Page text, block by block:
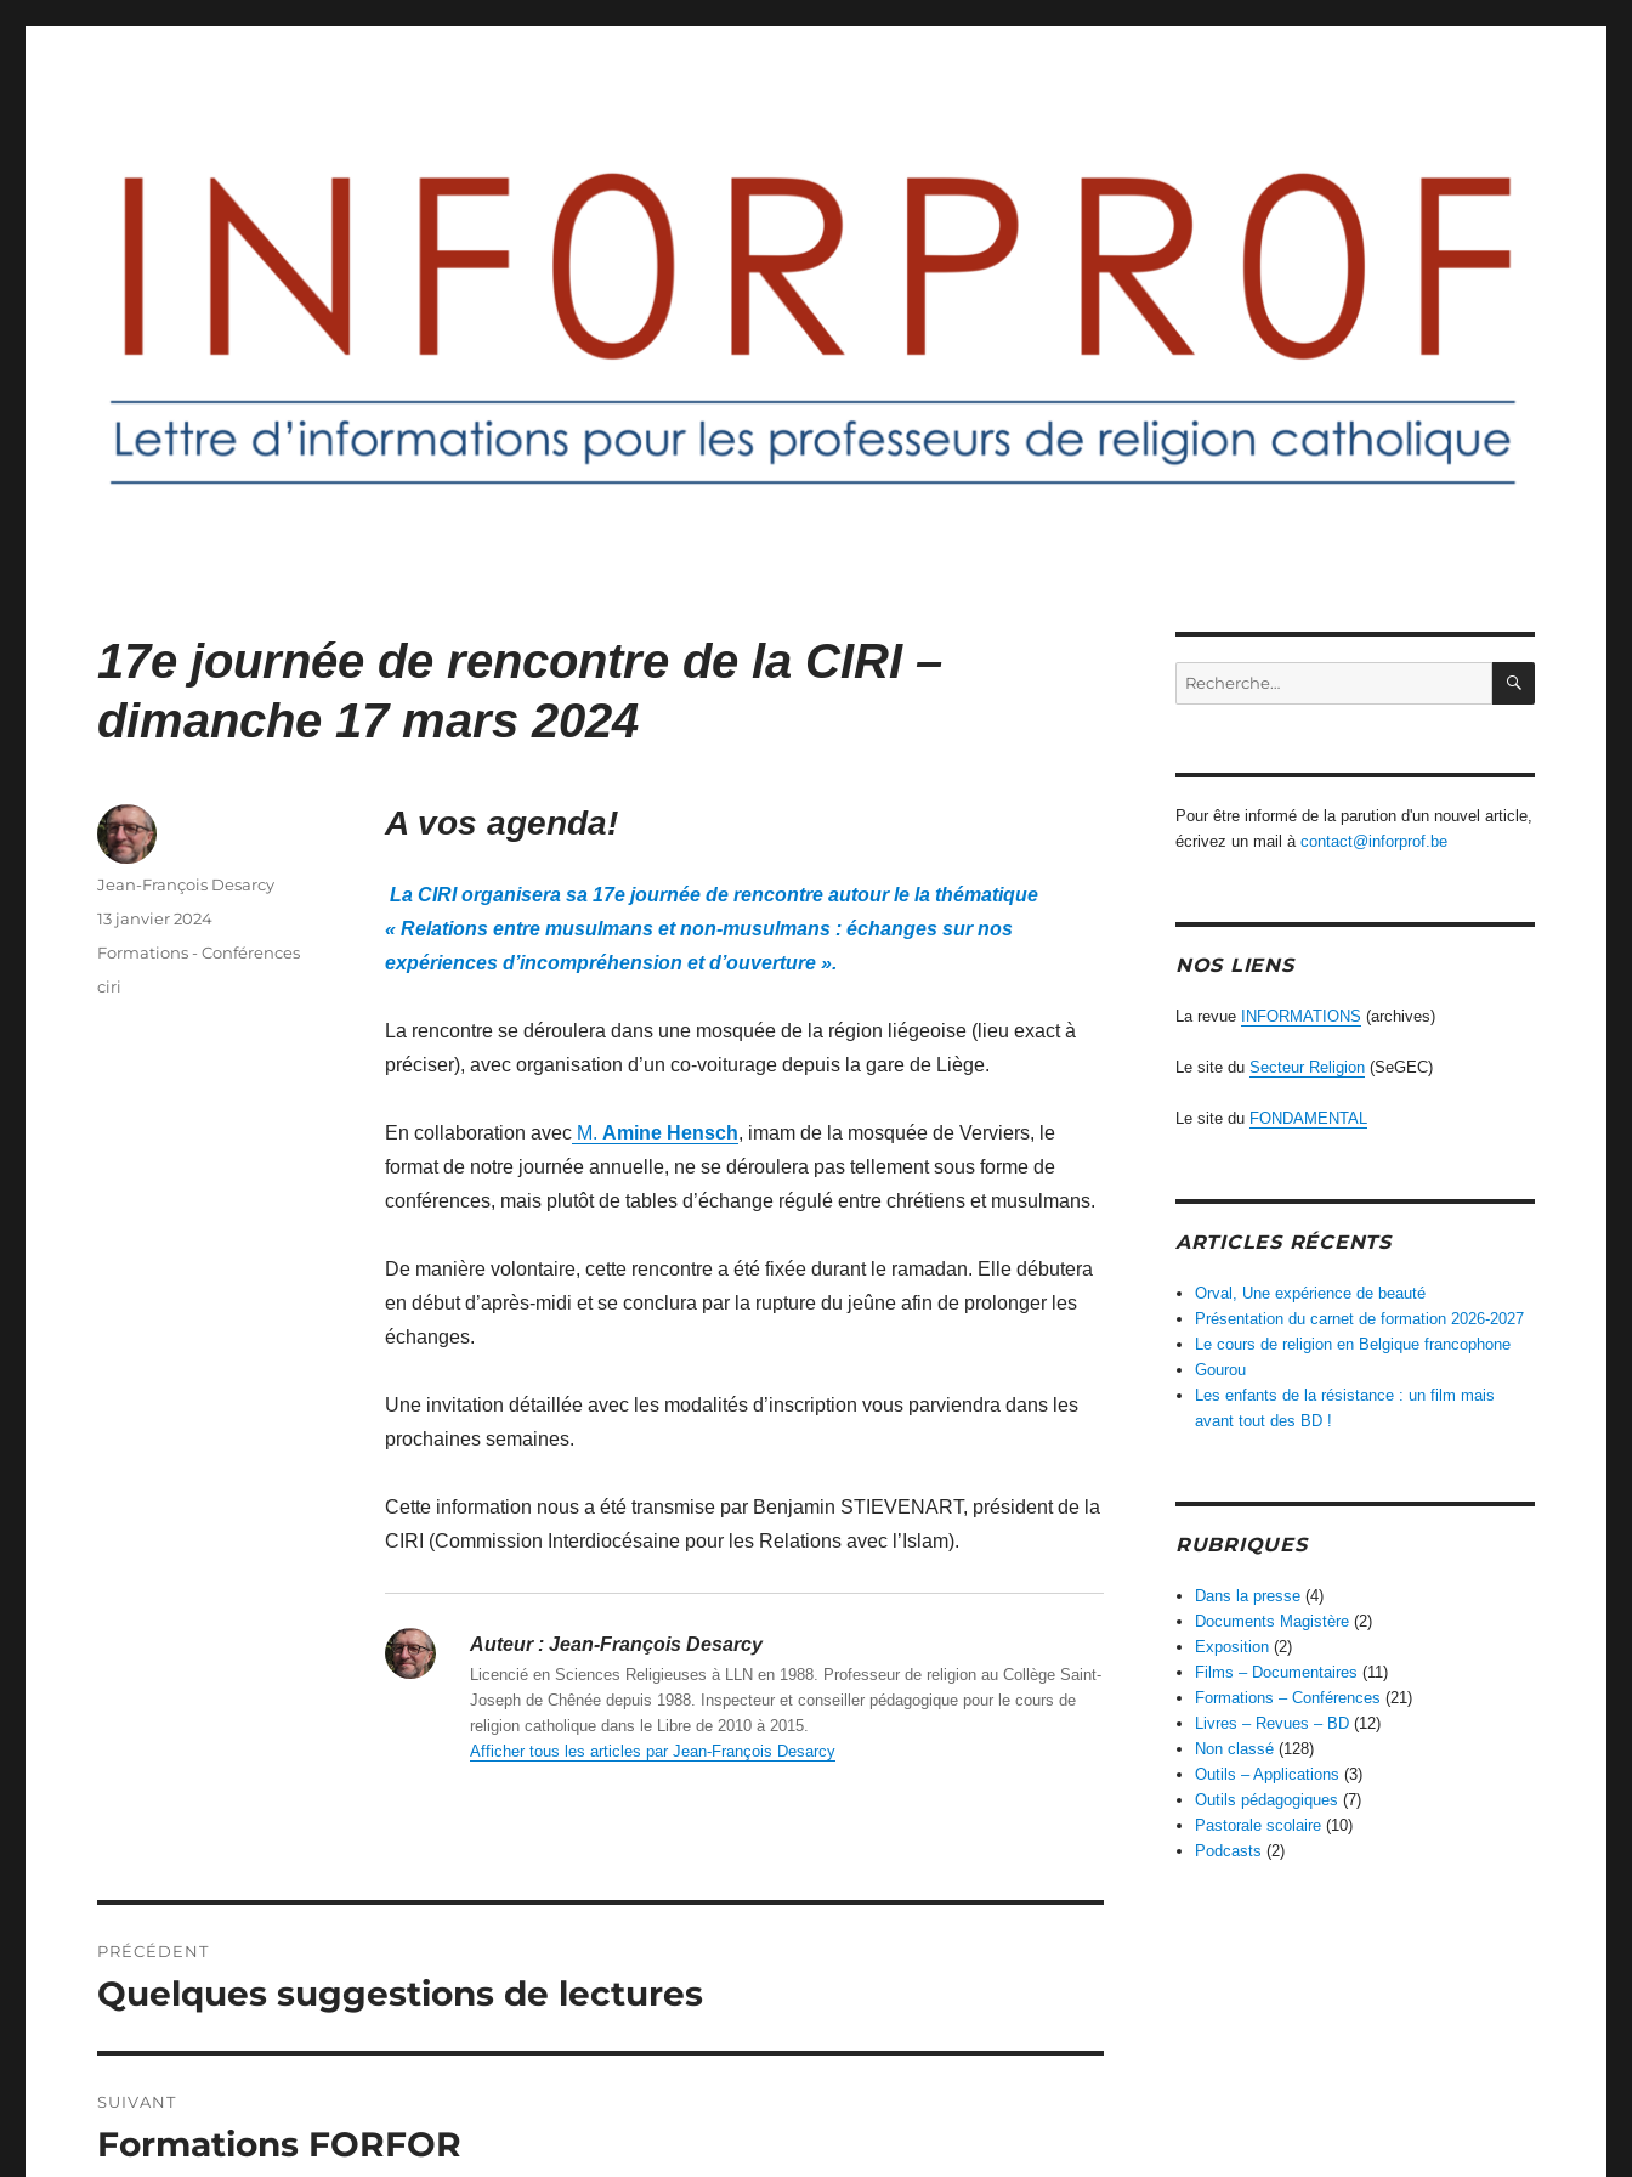
17e journée de rencontre de la CIRI –
dimanche 17 mars 2024
A vos agenda!
La CIRI organisera sa 17e journée de rencontre autour le la thématique
« Relations entre musulmans et non-musulmans : échanges sur nos
expériences d’incompréhension et d’ouverture ».
La rencontre se déroulera dans une mosquée de la région liégeoise (lieu exact à
préciser), avec organisation d’un co-voiturage depuis la gare de Liège.
En collaboration avecM. Amine Hensch, imam de la mosquée de Verviers, le
format de notre journée annuelle, ne se déroulera pas tellement sous forme de
conférences, mais plutôt de tables d’échange régulé entre chrétiens et musulmans.
De manière volontaire, cette rencontre a été fixée durant le ramadan. Elle débutera
en début d’après-midi et se conclura par la rupture du jeûne afin de prolonger les
échanges.
Une invitation détaillée avec les modalités d’inscription vous parviendra dans les
prochaines semaines.
Cette information nous a été transmise par Benjamin STIEVENART, président de la
CIRI (Commission Interdiocésaine pour les Relations avec l’Islam).
Auteur :Jean-François Desarcy
Licencié en Sciences Religieuses à LLN en 1988. Professeur de religion au Collège Saint-
Joseph de Chênée depuis 1988. Inspecteur et conseiller pédagogique pour le cours de
religion catholique dans le Libre de 2010 à 2015.
Afficher tous les articles par Jean-François Desarcy
Auteur
Jean-François Desarcy
Publié
13 janvier 2024
Catégories
Formations - Conférences
Étiquettes
ciri
de
PRÉCÉDENT
Article
Quelques suggestions de lectures
SUIVANT
Article
Formations FORFOR
Recherche
pour
Pour être informé de la parution d'un nouvel article,
écrivez un mail à contact@inforprof.be
NOS LIENS
La revue INFORMATIONS (archives)
Le site du Secteur Religion(SeGEC)
Le site du FONDAMENTAL
ARTICLES RÉCENTS
Orval, Une expérience de beauté
Présentation du carnet de formation 2026-2027
Le cours de religion en Belgique francophone
Gourou
Les enfants de la résistance : un film mais
avant tout des BD !
RUBRIQUES
Dans la presse (4)
Documents Magistère (2)
Exposition (2)
Films – Documentaires (11)
Formations – Conférences (21)
Livres – Revues – BD (12)
Non classé (128)
Outils – Applications (3)
Outils pédagogiques (7)
Pastorale scolaire (10)
Podcasts (2)